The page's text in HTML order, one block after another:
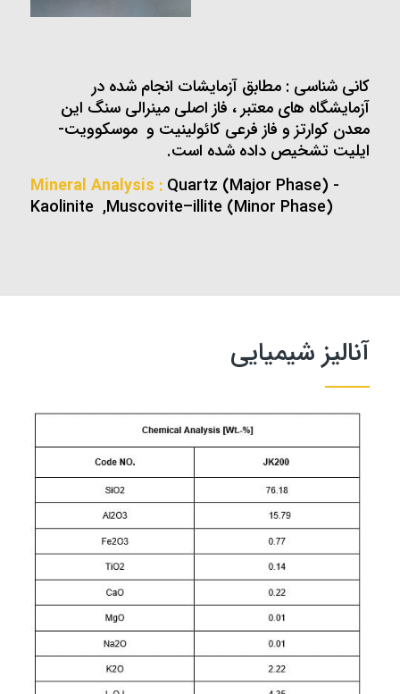
کانی شناسی : مطابق آزمایشات انجام شده در
آزمایشگاه های معتبر ، فاز اصلی مینرالی سنگ این
معدن کوارتز و فاز فرعی کائولینیت و موسکوویت-
ایلیت تشخیص داده شده است.
Mineral Analysis :Quartz (Major Phase) -
Kaolinite ,Muscovite–illite (Minor Phase)
آنالیز شیمیایی